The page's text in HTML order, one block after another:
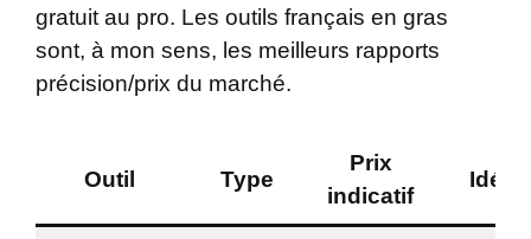
gratuit au pro. Les outils français en gras
sont, à mon sens, les meilleurs rapports
précision/prix du marché.
Outil Type
Prix
indicatif
Idéal